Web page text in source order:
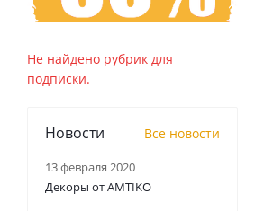
Не найдено рубрик для
подписки.
Новости Все новости
13 февраля 2020
Декоры от AMTIKO